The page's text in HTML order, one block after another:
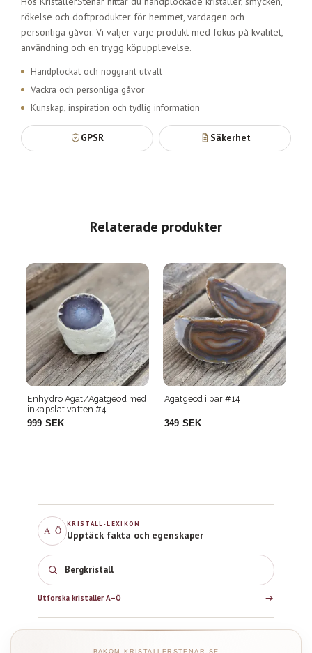
A–Ö
KRISTALL-LEXIKON
Upptäck fakta och egenskaper
Bergkristall
Utforska kristaller A–Ö
BAKOM KRISTALLERSTENAR.SE
rökelse och doftprodukter för hemmet, vardagen och
personliga gåvor. Vi väljer varje produkt med fokus på kvalitet,
användning och en trygg köpupplevelse.
Handplockat och noggrant utvalt
Vackra och personliga gåvor
Kunskap, inspiration och tydlig information
GPSR Säkerhet
Agatgeod i par #14
349 SEK
Agatgeod i par #19
229 SEK